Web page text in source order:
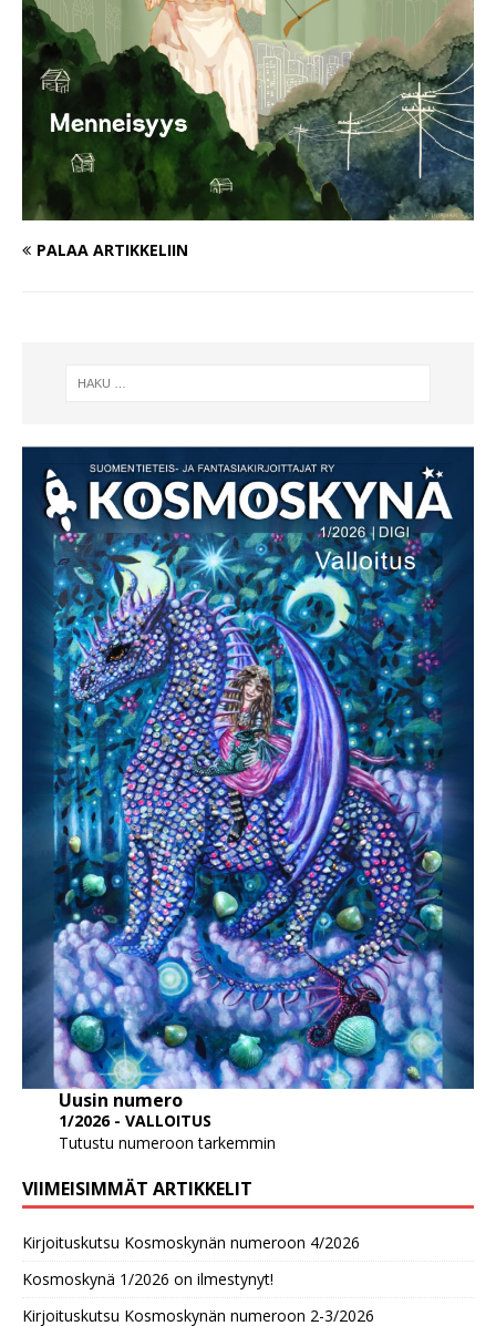
PALAA ARTIKKELIIN
Uusin numero
1/2026 - VALLOITUS
Tutustu numeroon tarkemmin
VIIMEISIMMÄT ARTIKKELIT
Kirjoituskutsu Kosmoskynän numeroon 4/2026
Kosmoskynä 1/2026 on ilmestynyt!
Kirjoituskutsu Kosmoskynän numeroon 2-3/2026